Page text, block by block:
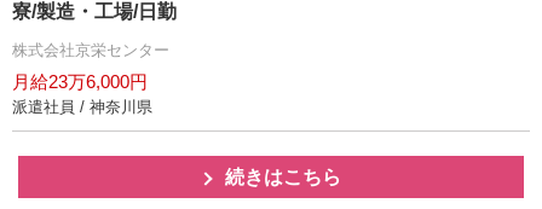
寮/製造・工場/日勤
株式会社京栄センター
月給23万6,000円
派遣社員 / 神奈川県
続きはこちら